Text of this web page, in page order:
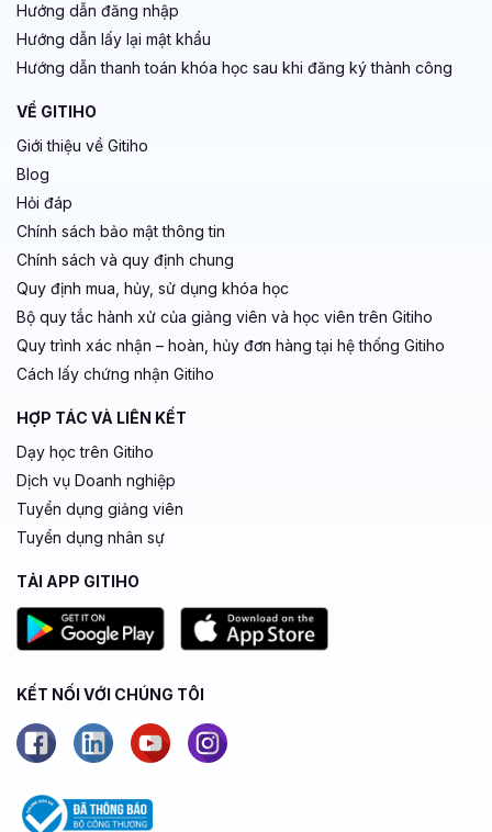
Hướng dẫn đăng nhập
Hướng dẫn lấy lại mật khẩu
Hướng dẫn thanh toán khóa học sau khi đăng ký thành công
VỀ GITIHO
Giới thiệu về Gitiho
Blog
Hỏi đáp
Chính sách bảo mật thông tin
Chính sách và quy định chung
Quy định mua, hủy, sử dụng khóa học
Bộ quy tắc hành xử của giảng viên và học viên trên Gitiho
Quy trình xác nhận – hoàn, hủy đơn hàng tại hệ thống Gitiho
Cách lấy chứng nhận Gitiho
HỢP TÁC VÀ LIÊN KẾT
Dạy học trên Gitiho
Dịch vụ Doanh nghiệp
Tuyển dụng giảng viên
Tuyển dụng nhân sự
TẢI APP GITIHO
KẾT NỐI VỚI CHÚNG TÔI